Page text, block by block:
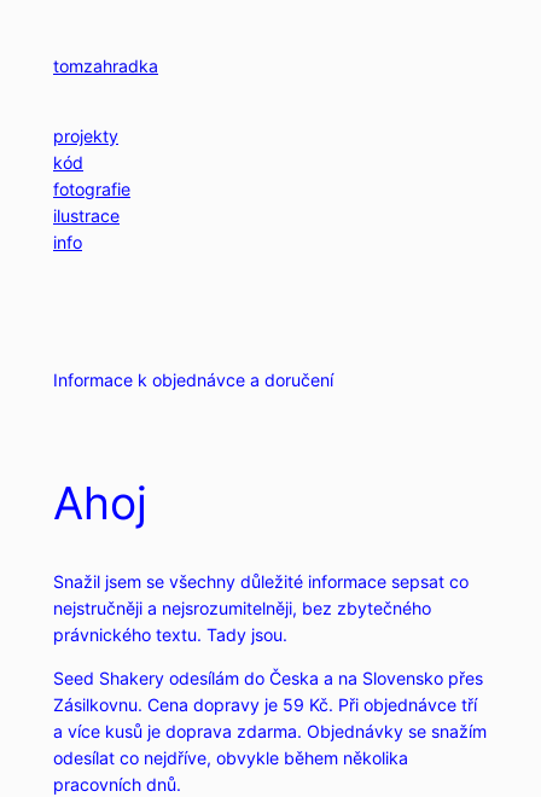
obsahtomzahradka
projekty
kód
fotografie
ilustrace
info
Informace k objednávce a doručení
Ahoj
Snažil jsem se všechny důležité informace sepsat co
nejstručněji a nejsrozumitelněji, bez zbytečného
právnického textu. Tady jsou.
Seed Shakery odesílám do Česka a na Slovensko přes
Zásilkovnu. Cena dopravy je 59 Kč. Při objednávce tří
a více kusů je doprava zdarma. Objednávky se snažím
odesílat co nejdříve, obvykle během několika
pracovních dnů.